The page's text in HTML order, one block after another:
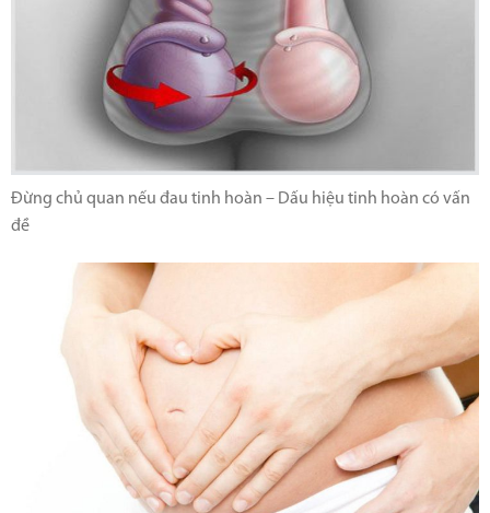
Đừng chủ quan nếu đau tinh hoàn – Dấu hiệu tinh hoàn có vấn
đề